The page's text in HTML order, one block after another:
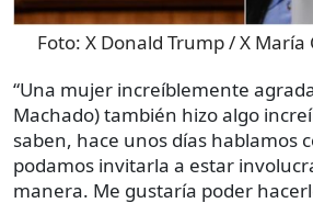
Foto: X Donald Trump / X
“Una mujer increíblemente
Machado) también hizo algo
saben, hace unos días hablamos
podamos invitarla a estar
manera. Me gustaría poder